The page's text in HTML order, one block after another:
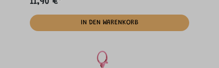
11,90 €*
IN DEN WARENKORB